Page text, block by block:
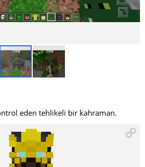
eden tehlikeli bir kahraman.